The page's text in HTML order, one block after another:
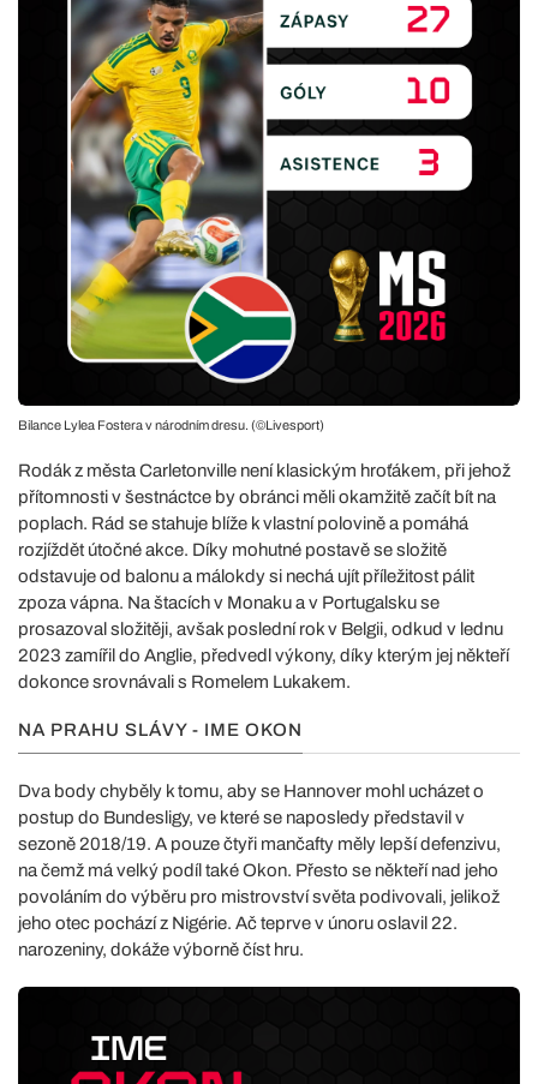
Bilance Lylea Fostera v národním dresu. (©Livesport)
Rodák z města Carletonville není klasickým hroťákem, při jehož
přítomnosti v šestnáctce by obránci měli okamžitě začít bít na
poplach. Rád se stahuje blíže k vlastní polovině a pomáhá
rozjíždět útočné akce. Díky mohutné postavě se složitě
odstavuje od balonu a málokdy si nechá ujít příležitost pálit
zpoza vápna. Na štacích v Monaku a v Portugalsku se
prosazoval složitěji, avšak poslední rok v Belgii, odkud v lednu
2023 zamířil do Anglie, předvedl výkony, díky kterým jej někteří
dokonce srovnávali s Romelem Lukakem.
NA PRAHU SLÁVY - IME OKON
Dva body chyběly k tomu, aby se Hannover mohl ucházet o
postup do Bundesligy, ve které se naposledy představil v
sezoně 2018/19. A pouze čtyři mančafty měly lepší defenzivu,
na čemž má velký podíl také Okon. Přesto se někteří nad jeho
povoláním do výběru pro mistrovství světa podivovali, jelikož
jeho otec pochází z Nigérie. Ač teprve v únoru oslavil 22.
narozeniny, dokáže výborně číst hru.